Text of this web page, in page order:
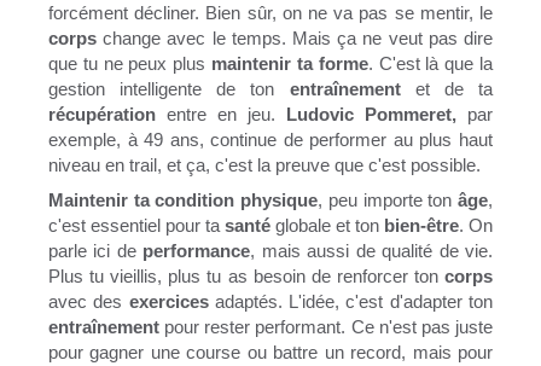
forcément décliner. Bien sûr, on ne va pas se mentir, le
corpschange avec le temps. Mais ça ne veut pas dire
que tu ne peux plus maintenir ta forme. C'est là que la
gestion intelligente de ton entraînement et de ta
récupération entre en jeu. Ludovic Pommeret, par
exemple, à 49 ans, continue de performer au plus haut
niveau en trail, et ça, c'est la preuve que c'est possible.
Maintenir ta condition physique, peu importe tonâge,
c'est essentiel pour tasanté globale et ton bien-être. On
parle ici de performance, mais aussi de qualité de vie.
Plus tu vieillis, plus tu as besoin de renforcer ton corps
avec des exercicesadaptés. L'idée, c'est d'adapter ton
entraînement pour rester performant. Ce n'est pas juste
pour gagner une course ou battre un record, mais pour